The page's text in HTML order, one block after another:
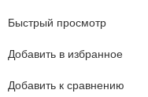
Быстрый просмотр
Добавить в избранное
Добавить к сравнению